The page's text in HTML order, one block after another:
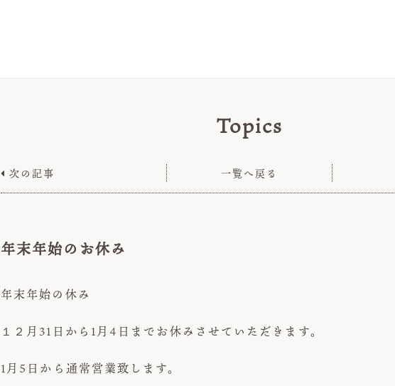
Topics
 次の記事 一覧へ戻る
年末年始のお休み
年末年始の休み
１２月31日から1月4日までお休みさせていただきます。
1月5日から通常営業致します。